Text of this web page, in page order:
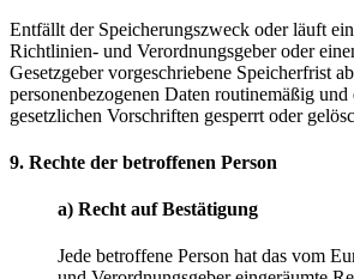
Entfällt der Speicherungszweck oder läuft
Richtlinien- und Verordnungsgeber oder
Gesetzgeber vorgeschriebene Speicherfrist
personenbezogenen Daten routinemäßig und
gesetzlichen Vorschriften gesperrt oder
9. Rechte der betroffenen Person
a) Recht auf Bestätigung
Jede betroffene Person hat das vom